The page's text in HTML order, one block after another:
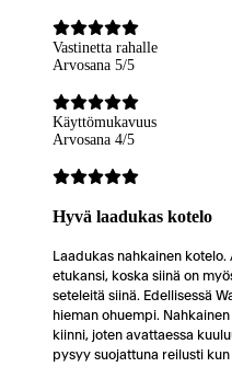
Vastinetta rahalle
Arvosana 5/5
Käyttömukavuus
Arvosana 4/5
Hyvä laadukas kotelo
Laadukas nahkainen
etukansi, koska siinä on
seteleitä siinä. Edellisessä
hieman ohuempi.
kiinni, joten avattaessa
pysyy suojattuna reilusti